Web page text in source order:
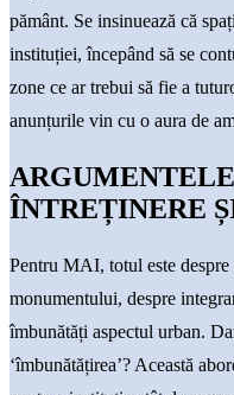
pământ. Se insinuează că
instituției, începând să se
zone ce ar trebui să fie a
anunțurile vin cu o aura de
ÎNTREȚINERE
Pentru MAI, totul este
monumentului, despre
îmbunătăți aspectul urban.
‘îmbunătățirea’? Această